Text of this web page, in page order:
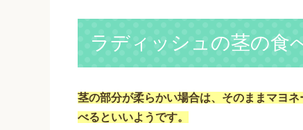
ラディッシュの茎の食
茎の部分が柔らかい場合は、そのままマヨ
べるといいようです。